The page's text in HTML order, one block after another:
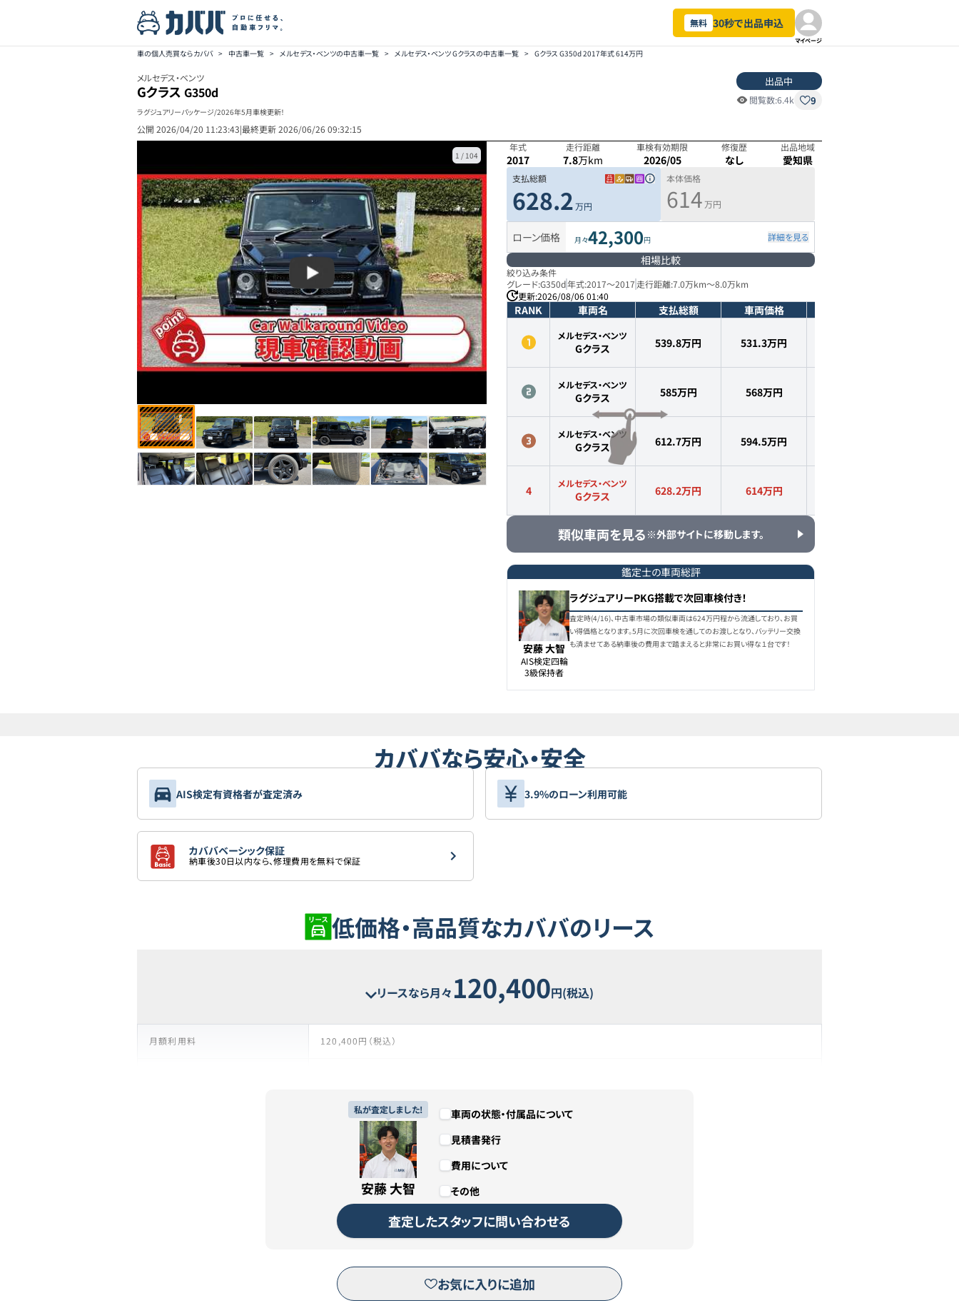
無料 30秒で出品申込
マイページ
車の個人売買ならカババ > 中古車一覧 > メルセデス・ベンツの中古車一覧 > メルセデス・ベンツ Gクラスの中古車一覧 > Gクラス G350d 2017年式 614万円
メルセデス・ベンツ
Gクラス G350d
ラグジュアリーパッケージ/2026年5月車検更新！
出品中
閲覧数:6.4k 9
公開 2026/04/20 11:23:43|最終更新2026/06/26 09:32:15
1 / 104
年式
2017
走行距離
7.8万km
車検有効期限
2026/05
修復歴
なし
出品地域
愛知県
支払総額
628.2万円
本体価格
614 万円
ローン価格 月々42,300円 詳細を見る
相場比較
絞り込み条件
グレード:G350d年式:2017～2017走行距離:7.0万km～8.0万km
更新:2026/08/06 01:40
RANK 車両名 支払総額 車両価格
メルセデス・ベンツ
Gクラス 539.8万円 531.3万円
メルセデス・ベンツ
Gクラス 585万円 568万円
メルセデス・ベンツ
Gクラス 612.7万円 594.5万円
4
メルセデス・ベンツ
Gクラス 628.2万円 614万円
類似車両を見る ※外部サイトに移動します。
鑑定士の車両総評
安藤 大智
AIS検定四輪
3級保持者
ラグジュアリーPKG搭載で次回車検付き！
査定時(4/16)、中古車市場の類似車両は624万円程から流通しており、お買
い得価格となります。5月に次回車検を通してのお渡しとなり、バッテリー交換
も済ませてある納車後の費用まで踏まえると非常にお買い得な１台です！
カババなら安心・安全
AIS検定有資格者が査定済み 3.9%のローン利用可能
カババベーシック保証
納車後30日以内なら、修理費用を無料で保証
低価格・高品質なカババのリース
リースなら月々 120,400円(税込)
月額利用料 120,400円（税込）
5年9ヶ月
8,307,600円（税込）
カババリースについて詳しくは こちら
※三菱オートリース（株）が運営するピタクルサイトへ移動します。
私が査定しました!
安藤 大智
車両の状態・付属品について
見積書発行
費用について
その他
査定したスタッフに問い合わせる
お気に入りに追加